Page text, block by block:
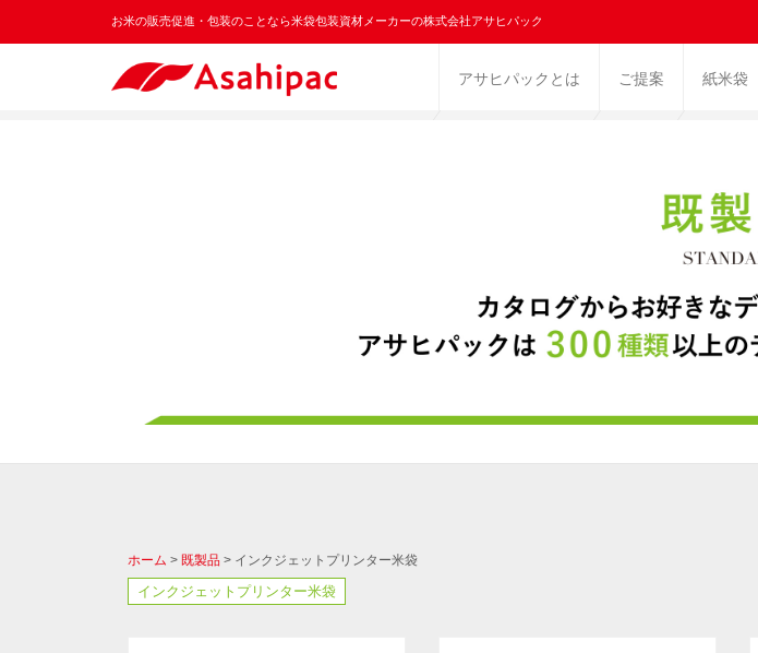
お米の販売促進・包装のことなら米袋包装資材メーカーの株式会社アサヒパック
アサヒパックとは ご提案 紙米袋
ホーム > 既製品 > インクジェットプリンター米袋
インクジェットプリンター米袋